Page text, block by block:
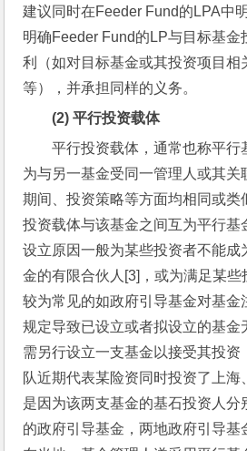
建议同时在Feeder Fund的LPA中
明确Feeder Fund的LP与目标基金
利（如对目标基金或其投资项目相
等），并承担同样的义务。
(2) 平行投资载体
平行投资载体，通常也称平行
为与另一基金受同一管理人或其关
期间、投资策略等方面均相同或类
投资载体与该基金之间互为平行基
设立原因一般为某些投资者不能成
金的有限合伙人[3]，或为满足某些
较为常见的如政府引导基金对基金
规定导致已设立或者拟设立的基金
需另行设立一支基金以接受其投资
队近期代表某险资同时投资了上海
是因为该两支基金的基石投资人分
的政府引导基金，两地政府引导基